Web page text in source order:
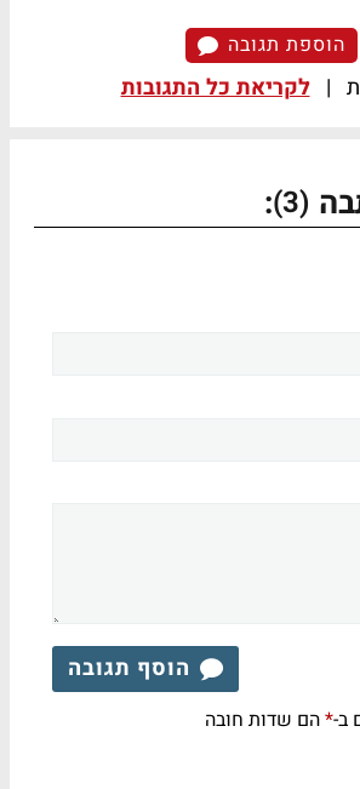
הוספת תגובה
| לקריאת כל התגובות
(3)
:
הוסף תגובה
ב-*הם שדות חובה